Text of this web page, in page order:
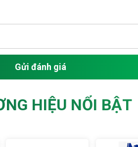
Gửi đánh giá
HIỆU NỔI BẬT